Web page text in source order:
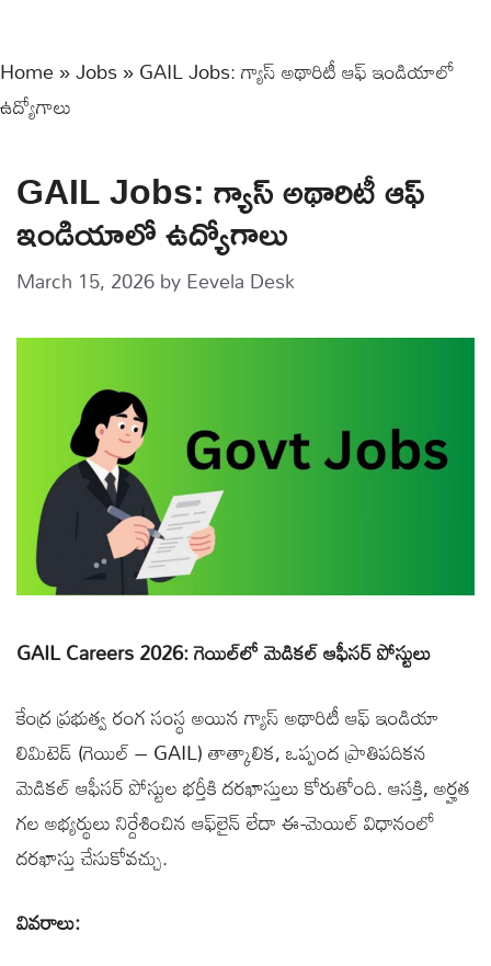
Home»Jobs»GAIL Jobs: గ్యాస్ అథారిటీ ఆఫ్ ఇండియాలో
ఉద్యోగాలు
GAIL Jobs: గ్యాస్ అథారిటీ ఆఫ్
ఇండియాలో ఉద్యోగాలు
March 15, 2026byEevela Desk
GAIL Careers 2026: గెయిల్‌లో మెడికల్ ఆఫీసర్ పోస్టులు
కేంద్ర ప్రభుత్వ రంగ సంస్థ అయిన గ్యాస్ అథారిటీ ఆఫ్ ఇండియా
లిమిటెడ్ (గెయిల్ – GAIL) తాత్కాలిక, ఒప్పంద ప్రాతిపదికన
మెడికల్ ఆఫీసర్ పోస్టుల భర్తీకి దరఖాస్తులు కోరుతోంది. ఆసక్తి, అర్హత
గల అభ్యర్థులు నిర్దేశించిన ఆఫ్‌లైన్ లేదా ఈ-మెయిల్ విధానంలో
దరఖాస్తు చేసుకోవచ్చు.
వివరాలు: